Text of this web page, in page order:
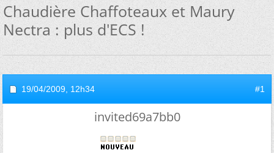
Chaudière Chaffoteaux et Maury
Nectra : plus d'ECS !
19/04/2009, 12h34 #1
invited69a7bb0